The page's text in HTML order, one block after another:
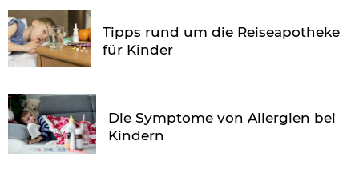
Tipps rund um die Reiseapotheke
für Kinder
Die Symptome von Allergien bei
Kindern